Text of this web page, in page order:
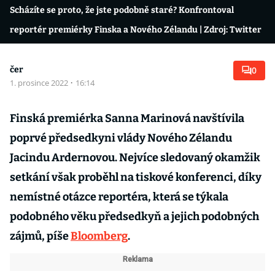
Scházíte se proto, že jste podobně staré? Konfrontoval
reportér premiérky Finska a Nového Zélandu | Zdroj: Twitter
čer
1. prosince 2022 · 16:14
0
Finská premiérka Sanna Marinová navštívila
poprvé předsedkyni vlády Nového Zélandu
Jacindu Ardernovou. Nejvíce sledovaný okamžik
setkání však proběhl na tiskové konferenci, díky
nemístné otázce reportéra, která se týkala
podobného věku předsedkyň a jejich podobných
zájmů, píšeBloomberg.